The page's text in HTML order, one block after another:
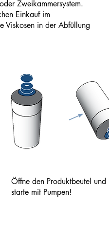
Öffne den Produktbeutel und
starte mit Pumpen!
Zweikammersystem.
Einkauf im
Viskosen in der Abfüllung